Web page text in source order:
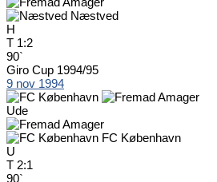
Næstved
H
T 1:2
90`
Giro Cup 1994/95
9 nov 1994
Ude
FC København
U
T 2:1
90`